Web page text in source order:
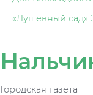
«Душевный сад»
Городская газета